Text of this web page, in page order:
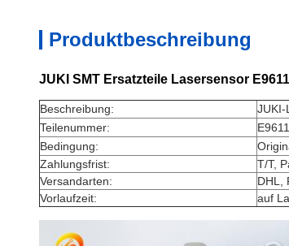
Produktbeschreibung
JUKI SMT Ersatzteile Lasersensor
Beschreibung:
JUKI-
Teilenummer:
Bedingung:
Zahlungsfrist:
T/T,
Versandarten:
DHL,
Vorlaufzeit:
auf